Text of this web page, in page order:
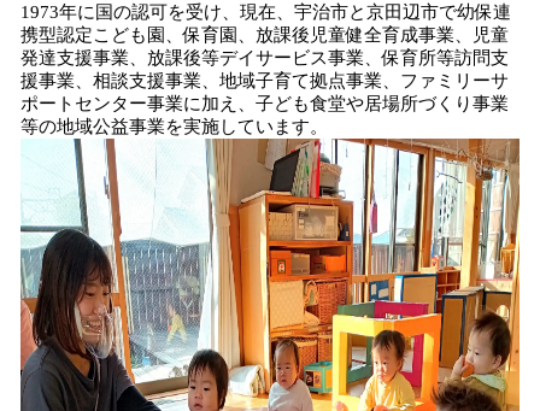
1973年に国の認可を受け、現在、宇治市と京田辺市で幼保連
携型認定こども園、保育園、放課後児童健全育成事業、児童
発達支援事業、放課後等デイサービス事業、保育所等訪問支
援事業、相談支援事業、地域子育て拠点事業、ファミリーサ
ポートセンター事業に加え、子ども食堂や居場所づくり事業
等の地域公益事業を実施しています。